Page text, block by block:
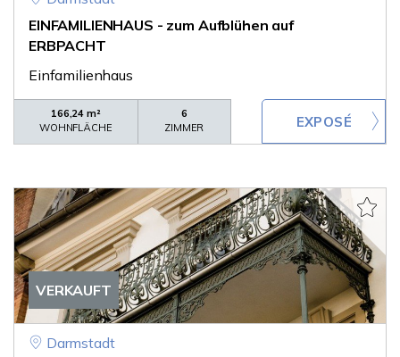
EINFAMILIENHAUS - zum Aufblühen auf
ERBPACHT
Einfamilienhaus
166,24 m²
WOHNFLÄCHE
6
ZIMMER
VERKAUFT
Darmstadt